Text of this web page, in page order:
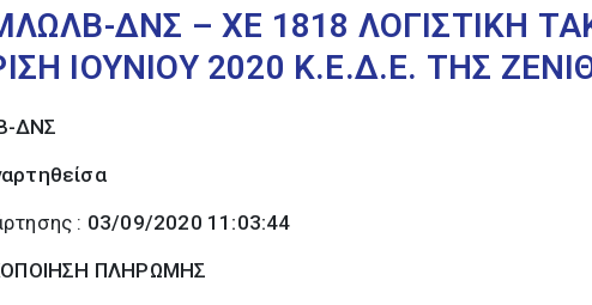
ΔΝΣ – ΧΕ 1818 ΛΟΓΙΣΤΙΚΗ
ΙΟΥΝΙΟΥ 2020 Κ.Ε.Δ.Ε. ΤΗΣ
ΔΝΣ
: 03/09/2020 11:03:44
ΠΛΗΡΩΜΗΣ